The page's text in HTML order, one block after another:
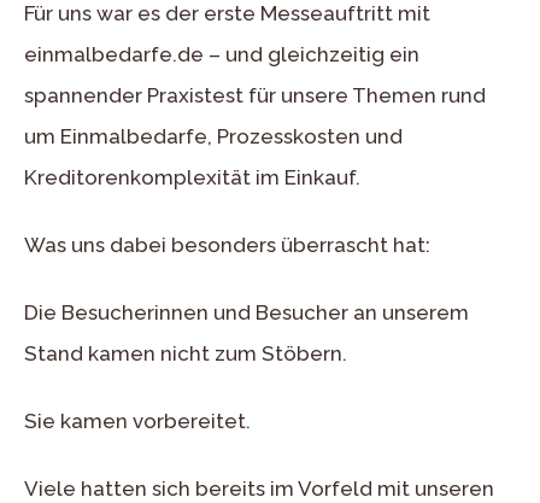
Für uns war es der erste Messeauftritt mit
einmalbedarfe.de – und gleichzeitig ein
spannender Praxistest für unsere Themen rund
um Einmalbedarfe, Prozesskosten und
Kreditorenkomplexität im Einkauf.
Was uns dabei besonders überrascht hat:
Die Besucherinnen und Besucher an unserem
Stand kamen nicht zum Stöbern.
Sie kamen vorbereitet.
Viele hatten sich bereits im Vorfeld mit unseren